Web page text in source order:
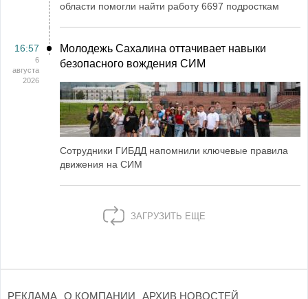
области помогли найти работу 6697 подросткам
16:57
6
августа
2026
Молодежь Сахалина оттачивает навыки
безопасного вождения СИМ
Сотрудники ГИБДД напомнили ключевые правила
движения на СИМ
ЗАГРУЗИТЬ ЕЩЕ
РЕКЛАМА О КОМПАНИИ АРХИВ НОВОСТЕЙ